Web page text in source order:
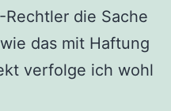
die Sache
das mit Haftung
verfolge ich wohl